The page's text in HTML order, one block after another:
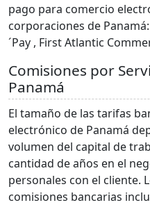
pago para comercio
corporaciones de
´Pay , First Atlantic
Comisiones por
Panamá
El tamaño de las tarifas
electrónico de Panamá
volumen del capital de
cantidad de años en el
personales con el cliente.
comisiones bancarias